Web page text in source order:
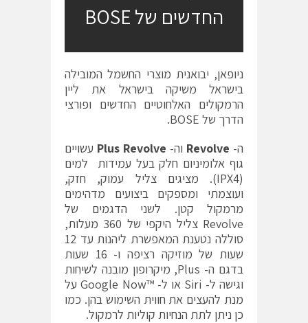
החדשים של BOSE
ניופאן, יבואנית מוצרי החשמל המובילה
בישראל משיקה בישראל את ליין
הרמקולים האלחוטיים החדשים ופורצי
הדרך של BOSE.
ה- Revolve וה- Plus Revolve
עשויים
גוף אלומיניום חלק בעל עמידות למים
(IPX4). מציגים צליל עמוק, חזק,
ועוצמתי ומספקים ביצועים מדהימים
מרמקול קטן. לשני הדגמים של
Revolve צליל היקפי של 360 מעלות,
סוללה נטענת המאפשרת ליהנות עד 12
שעות של מוזיקה רציפה ו- 16 שעות
בדגם ה- Plus, מיקרופון מובנה לשיחות
וגישה ל- Siri או ל- ™Google Now על
מנת להעצים את חווית השימוש בהן. כמו
כן ניתן לתת הנחיות קוליות לרמקול.